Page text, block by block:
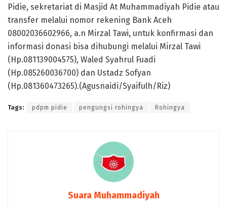
Pidie, sekretariat di Masjid At Muhammadiyah Pidie atau
transfer melalui nomor rekening Bank Aceh
08002036602966, a.n Mirzal Tawi, untuk konfirmasi dan
informasi donasi bisa dihubungi melalui Mirzal Tawi
(Hp.081139004575), Waled Syahrul Fuadi
(Hp.085260036700) dan Ustadz Sofyan
(Hp.081360473265).(Agusnaidi/Syaifulh/Riz)
Tags: pdpm pidie pengungsi rohingya Rohingya
Suara Muhammadiyah